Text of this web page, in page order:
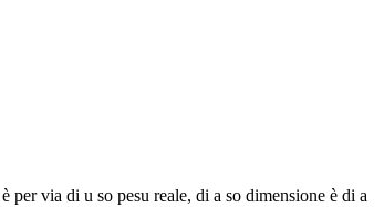
via di u so pesu reale, di a so dimensione è di a